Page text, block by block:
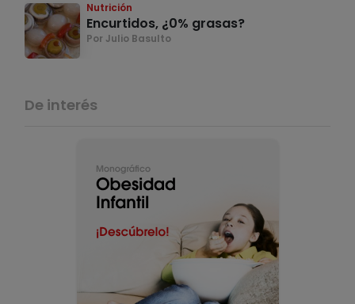
Nutrición
Encurtidos, ¿0% grasas?
Por Julio Basulto
De interés